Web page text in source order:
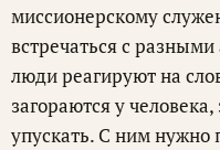
миссионерскому
встречаться с
люди реагируют на
загораются у
упускать. С ним нужно